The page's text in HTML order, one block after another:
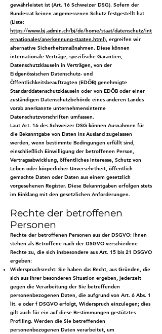
gewährleistet ist (Art. 16 Schweizer DSG). Sofern der
Bundesrat keinen angemessenen Schutz festgestellt hat
(Liste:
https://www.bj.admin.ch/bj/de/home/staat/datenschutz/int
ernationales/anerkennung-staaten.html), ergreifen wir
alternative Sicherheitsmaßnahmen. Diese können
internationale Verträge, spezifische Garantien,
Datenschutzklauseln in Verträgen, von der
Eidgenössischen Datenschutz- und
Öffentlichkeitsbeauftragten (EDÖB) genehmigte
Standarddatenschutzklauseln oder von EDÖB oder einer
zuständigen Datenschutzbehörde eines anderen Landes
vorab anerkannte unternehmensinterne
Datenschutzvorschriften umfassen.
Laut Art. 16 des Schweizer DSG können Ausnahmen für
die Bekanntgabe von Daten ins Ausland zugelassen
werden, wenn bestimmte Bedingungen erfüllt sind,
einschließlich Einwilligung der betroffenen Person,
Vertragsabwicklung, öffentliches Interesse, Schutz von
Leben oder körperlicher Unversehrtheit, öffentlich
gemachte Daten oder Daten aus einem gesetzlich
vorgesehenen Register. Diese Bekanntgaben erfolgen stets
im Einklang mit den gesetzlichen Anforderungen.
Rechte der betroffenen
Personen
Rechte der betroffenen Personen aus der DSGVO: Ihnen
stehen als Betroffene nach der DSGVO verschiedene
Rechte zu, die sich insbesondere aus Art. 15 bis 21 DSGVO
ergeben:
Widerspruchsrecht: Sie haben das Recht, aus Gründen, die
sich aus Ihrer besonderen Situation ergeben, jederzeit
gegen die Verarbeitung der Sie betreffenden
personenbezogenen Daten, die aufgrund von Art. 6 Abs. 1
lit. e oder f DSGVO erfolgt, Widerspruch einzulegen; dies
gilt auch für ein auf diese Bestimmungen gestütztes
Profiling. Werden die Sie betreffenden
personenbezogenen Daten verarbeitet, um